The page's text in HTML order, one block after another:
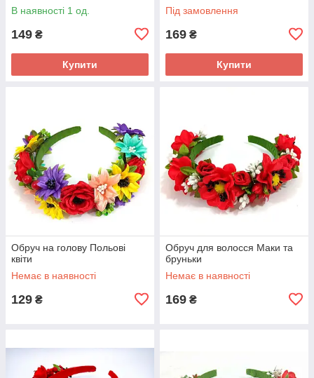
В наявності 1 од.
149 ₴
Купити
Під замовлення
169 ₴
Купити
Обруч на голову Польові
квіти
Немає в наявності
129 ₴
Обруч для волосся Маки та
бруньки
Немає в наявності
169 ₴